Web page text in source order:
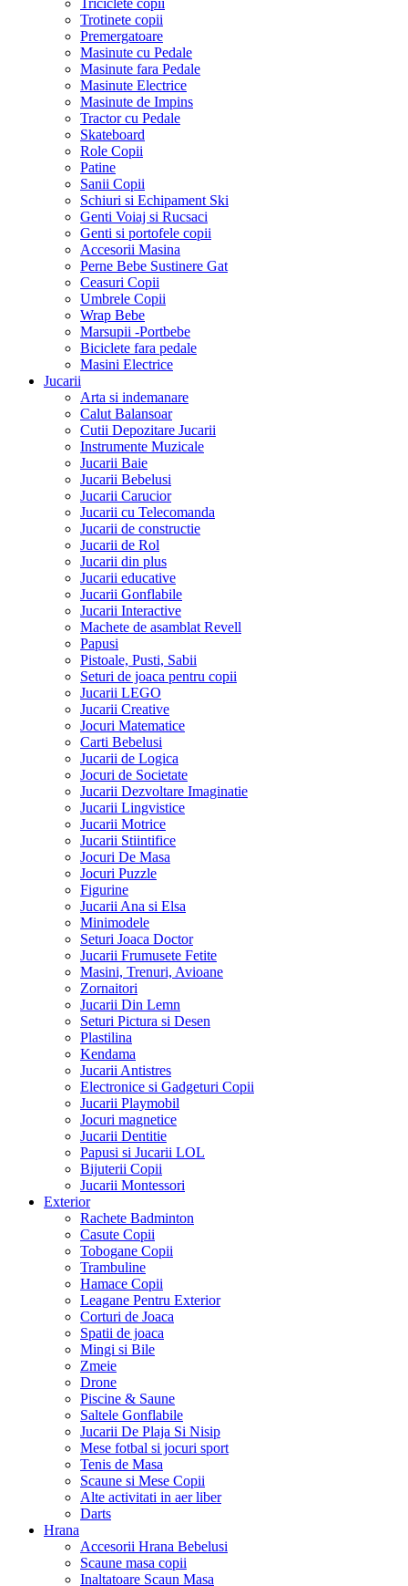
Triciclete copii
Trotinete copii
Premergatoare
Masinute cu Pedale
Masinute fara Pedale
Masinute Electrice
Masinute de Impins
Tractor cu Pedale
Skateboard
Role Copii
Patine
Sanii Copii
Schiuri si Echipament Ski
Genti Voiaj si Rucsaci
Genti si portofele copii
Accesorii Masina
Perne Bebe Sustinere Gat
Ceasuri Copii
Umbrele Copii
Wrap Bebe
Marsupii -Portbebe
Biciclete fara pedale
Masini Electrice
Jucarii
Arta si indemanare
Calut Balansoar
Cutii Depozitare Jucarii
Instrumente Muzicale
Jucarii Baie
Jucarii Bebelusi
Jucarii Carucior
Jucarii cu Telecomanda
Jucarii de constructie
Jucarii de Rol
Jucarii din plus
Jucarii educative
Jucarii Gonflabile
Jucarii Interactive
Machete de asamblat Revell
Papusi
Pistoale, Pusti, Sabii
Seturi de joaca pentru copii
Jucarii LEGO
Jucarii Creative
Jocuri Matematice
Carti Bebelusi
Jucarii de Logica
Jocuri de Societate
Jucarii Dezvoltare Imaginatie
Jucarii Lingvistice
Jucarii Motrice
Jucarii Stiintifice
Jocuri De Masa
Jocuri Puzzle
Figurine
Jucarii Ana si Elsa
Minimodele
Seturi Joaca Doctor
Jucarii Frumusete Fetite
Masini, Trenuri, Avioane
Zornaitori
Jucarii Din Lemn
Seturi Pictura si Desen
Plastilina
Kendama
Jucarii Antistres
Electronice si Gadgeturi Copii
Jucarii Playmobil
Jocuri magnetice
Jucarii Dentitie
Papusi si Jucarii LOL
Bijuterii Copii
Jucarii Montessori
Exterior
Rachete Badminton
Casute Copii
Tobogane Copii
Trambuline
Hamace Copii
Leagane Pentru Exterior
Corturi de Joaca
Spatii de joaca
Mingi si Bile
Zmeie
Drone
Piscine & Saune
Saltele Gonflabile
Jucarii De Plaja Si Nisip
Mese fotbal si jocuri sport
Tenis de Masa
Scaune si Mese Copii
Alte activitati in aer liber
Darts
Hrana
Accesorii Hrana Bebelusi
Scaune masa copii
Inaltatoare Scaun Masa